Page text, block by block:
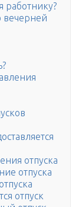
работнику?
вечерней
отпуска
отпуска
отпуск